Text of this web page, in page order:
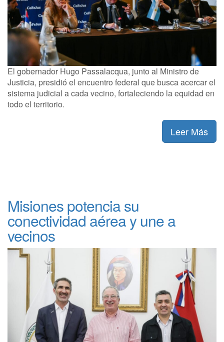
El gobernador Hugo Passalacqua, junto al Ministro de
Justicia, presidió el encuentro federal que busca acercar el
sistema judicial a cada vecino, fortaleciendo la equidad en
todo el territorio.
Leer Más
Misiones potencia su
conectividad aérea y une a
vecinos